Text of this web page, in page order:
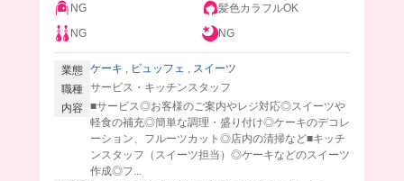
NG
髪色カラフルOK
NG
NG
業態 ケーキ , ビュッフェ , スイーツ
職種 サービス・キッチンスタッフ
内容 ■サービス◎お客様のご案内やレジ対応◎スイーツや
軽食の補充◎簡単な調理・盛り付け◎ケーキのデコレ
ーション、フルーツカット◎店内の清掃など■キッチ
ンスタッフ（スイーツ担当）◎ケーキなどのスイーツ
作成◎フ...